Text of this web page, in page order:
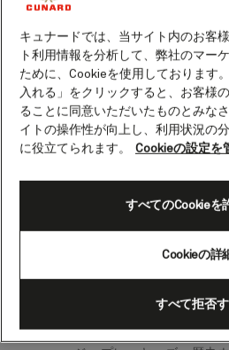
シャーロットタ
ダ）
プリンス・エドワード島
ある街で、徒歩での観光
街は、カナダの建国にお
を果たしたことで知られ
キュナードでは、当サイト内のお客
ト利用情報を分析して、弊社のマー
ために、Cookieを使用しております
入れる」をクリックすると、お客様
ることに同意いただいたものとみな
イトの操作性が向上し、利用状況の
に役立てられます。
Cookieの設定を
Cookieの詳
すべて拒否
すべてのCookieを